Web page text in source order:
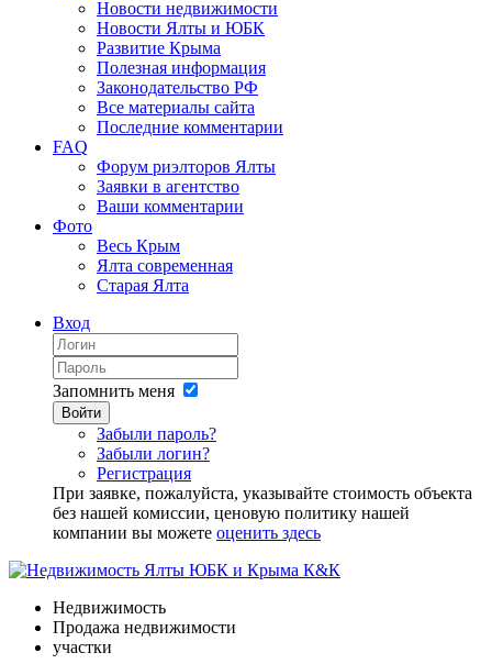
Новости недвижимости
Новости Ялты и ЮБК
Развитие Крыма
Полезная информация
Законодательство РФ
Все материалы сайта
Последние комментарии
FAQ
Форум риэлторов Ялты
Заявки в агентство
Ваши комментарии
Фото
Весь Крым
Ялта современная
Старая Ялта
Вход
Запомнить меня
Войти
Забыли пароль?
Забыли логин?
Регистрация
При заявке, пожалуйста, указывайте стоимость объекта
без нашей комиссии, ценовую политику нашей
компании вы можете оценить здесь
Недвижимость
Продажа недвижимости
участки